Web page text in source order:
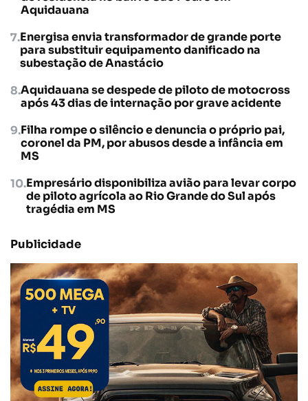
Aquidauana
Energisa envia transformador de grande porte
para substituir equipamento danificado na
subestação de Anastácio
Aquidauana se despede de piloto de motocross
após 43 dias de internação por grave acidente
Filha rompe o silêncio e denuncia o próprio pai,
coronel da PM, por abusos desde a infância em
MS
Empresário disponibiliza avião para levar corpo
de piloto agrícola ao Rio Grande do Sul após
tragédia em MS
Publicidade